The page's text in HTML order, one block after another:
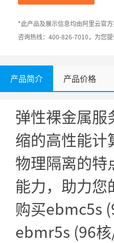
*此产品及展示信息均由阿里云官方
咨询热线：400-826-7010，为您
产品简介 产品价格
弹性裸金属服
缩的高性能
物理隔离的
能力，助力
购买ebmc5s
ebmr5s (96